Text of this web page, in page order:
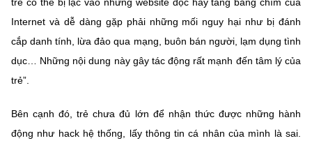
Internet và dễ dàng gặp phải những mối nguy hại như bị đánh
cắp danh tính, lừa đảo qua mạng, buôn bán người, lạm dụng tình
dục… Những nội dung này gây tác động rất mạnh đến tâm lý của
trẻ”.
Bên cạnh đó,
trẻ chưa đủ lớn để nhận thức được những hành
động như hack hệ thống, lấy thông tin cá nhân của mình là sai.